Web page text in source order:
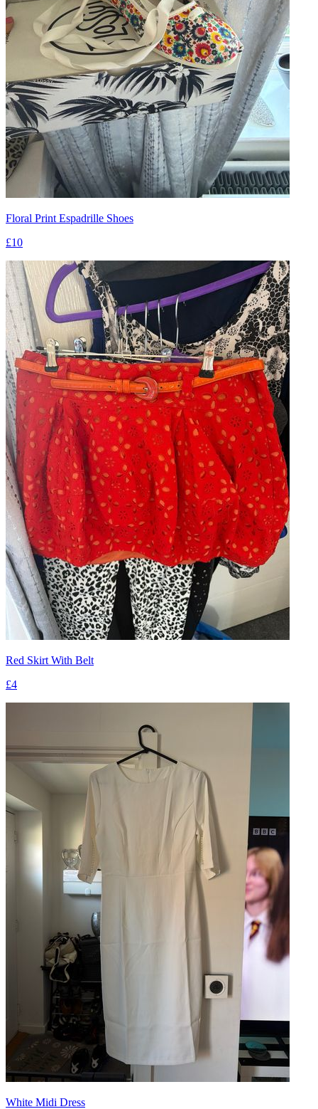
Floral Print Espadrille Shoes
£10
Red Skirt With Belt
£4
White Midi Dress